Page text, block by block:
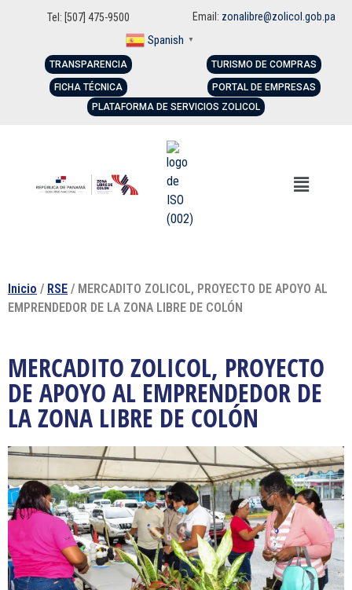
Tel: [507] 475-9500 Email: zonalibre@zolicol.gob.pa
Spanish ▼
TRANSPARENCIA
FICHA TÉCNICA
TURISMO DE COMPRAS
PORTAL DE EMPRESAS
PLATAFORMA DE SERVICIOS ZOLICOL
Inicio / RSE / MERCADITO ZOLICOL, PROYECTO DE APOYO AL
EMPRENDEDOR DE LA ZONA LIBRE DE COLÓN
MERCADITO ZOLICOL, PROYECTO
DE APOYO AL EMPRENDEDOR DE
LA ZONA LIBRE DE COLÓN